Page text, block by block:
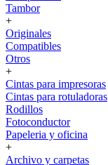
Tambor
+
Originales
Compatibles
Otros
+
Cintas para impresoras
Cintas para rotuladoras
Rodillos
Fotoconductor
Papeleria y oficina
+
Archivo y carpetas